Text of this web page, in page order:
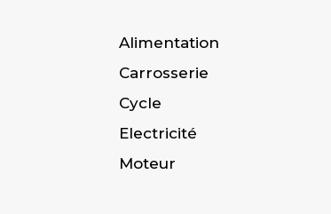
Alimentation
Carrosserie
Cycle
Electricité
Moteur